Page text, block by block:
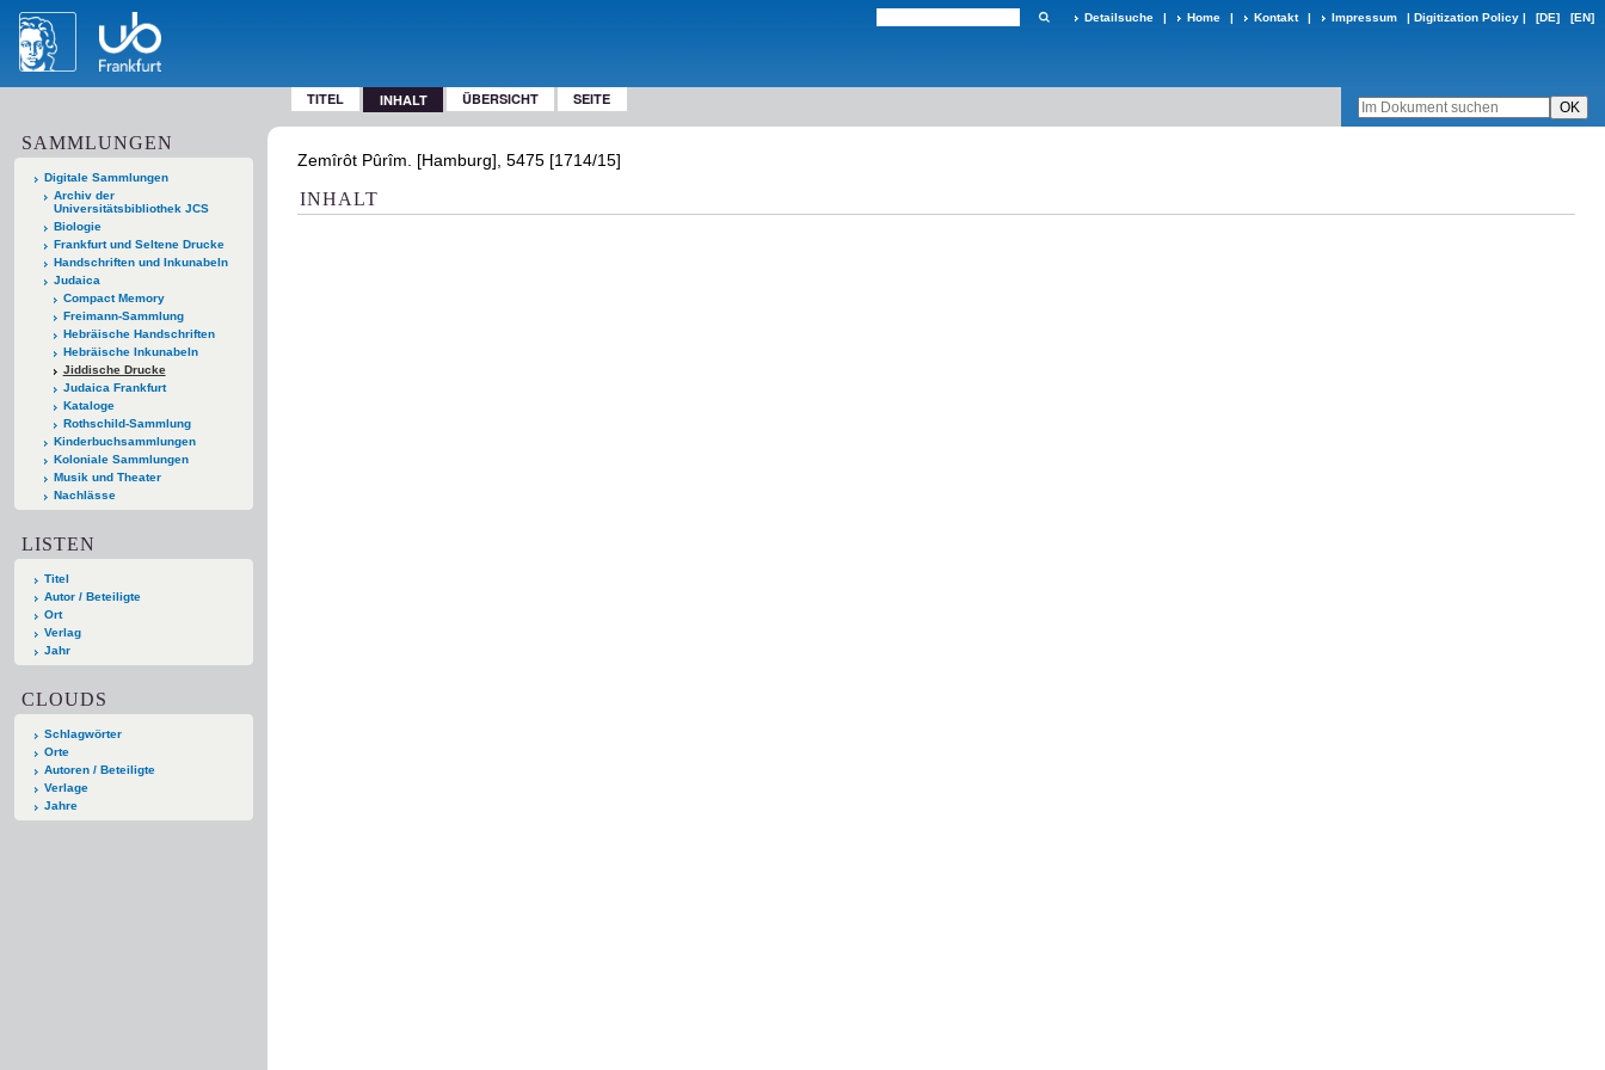
Detailsuche | Home | Kontakt | Impressum | Digitization Policy | [DE] [EN]
TITEL INHALT ÜBERSICHT SEITE
SAMMLUNGEN
Digitale Sammlungen
Archiv der
Universitätsbibliothek JCS
Biologie
Frankfurt und Seltene Drucke
Handschriften und Inkunabeln
Judaica
Compact Memory
Freimann-Sammlung
Hebräische Handschriften
Hebräische Inkunabeln
Jiddische Drucke
Judaica Frankfurt
Kataloge
Rothschild-Sammlung
Kinderbuchsammlungen
Koloniale Sammlungen
Musik und Theater
Nachlässe
LISTEN
Titel
Autor / Beteiligte
Ort
Verlag
Jahr
CLOUDS
Schlagwörter
Orte
Autoren / Beteiligte
Verlage
Jahre
Zemîrôt Pûrîm. [Hamburg], 5475 [1714/15]
INHALT